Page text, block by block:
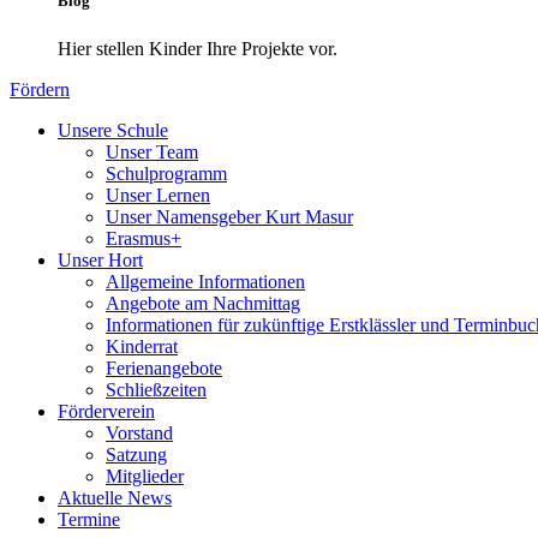
Hier stellen Kinder Ihre Projekte vor.
Fördern
Unsere Schule
Unser Team
Schulprogramm
Unser Lernen
Unser Namensgeber Kurt Masur
Erasmus+
Unser Hort
Allgemeine Informationen
Angebote am Nachmittag
Informationen für zukünftige Erstklässler und
Kinderrat
Ferienangebote
Schließzeiten
Förderverein
Vorstand
Satzung
Mitglieder
Aktuelle News
Termine